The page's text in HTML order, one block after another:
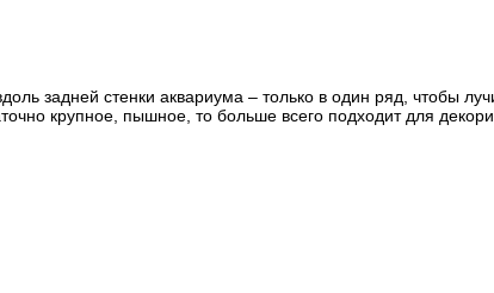
задней стенки аквариума – только в один ряд, чтобы
крупное, пышное, то больше всего подходит для